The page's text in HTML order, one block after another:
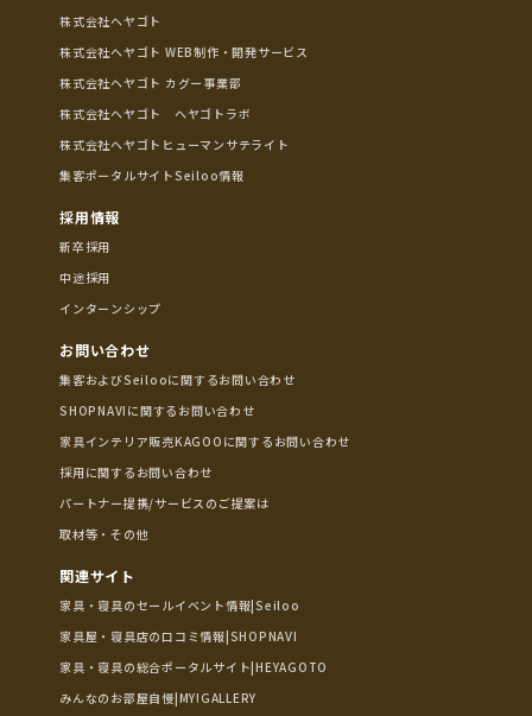
株式会社ヘヤゴト
株式会社ヘヤゴト WEB制作・開発サービス
株式会社ヘヤゴト カグー事業部
株式会社ヘヤゴト ヘヤゴトラボ
株式会社ヘヤゴトヒューマンサテライト
集客ポータルサイトSeiloo情報
採用情報
新卒採用
中途採用
インターンシップ
お問い合わせ
集客およびSeilooに関するお問い合わせ
SHOPNAVIに関するお問い合わせ
家具インテリア販売KAGOOに関するお問い合わせ
採用に関するお問い合わせ
パートナー提携/サービスのご提案は
取材等・その他
関連サイト
家具・寝具のセールイベント情報|Seiloo
家具屋・寝具店の口コミ情報|SHOPNAVI
家具・寝具の総合ポータルサイト|HEYAGOTO
みんなのお部屋自慢|MY!GALLERY